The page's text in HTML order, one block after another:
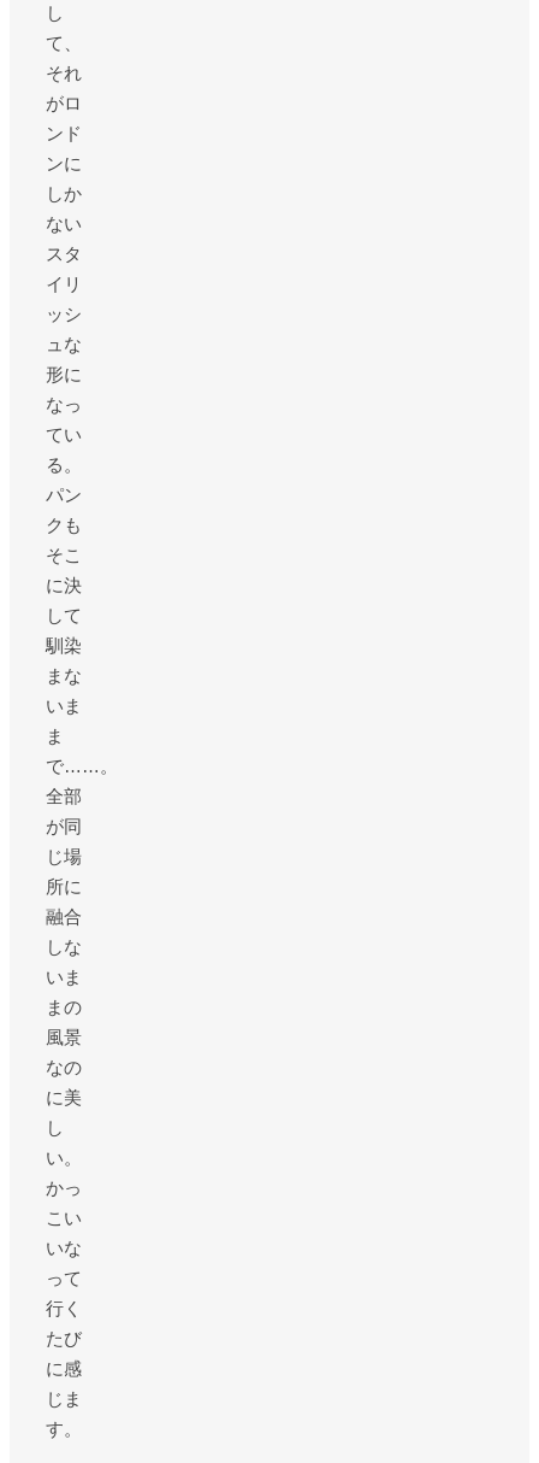
し
て、
それ
がロ
ンド
ンに
しか
ない
スタ
イリ
ッシ
ュな
形に
なっ
てい
る。
パン
クも
そこ
に決
して
馴染
まな
いま
ま
で……。
全部
が同
じ場
所に
融合
しな
いま
まの
風景
なの
に美
し
い。
かっ
こい
いな
って
行く
たび
に感
じま
す。